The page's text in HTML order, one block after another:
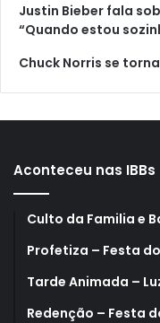
Justin Bieber fala
“Quando estou
Chuck Norris se
Aconteceu nas IBBs
Culto da Familia e
Profetiza – Festa
Tarde Animada –
Redenção – Festa